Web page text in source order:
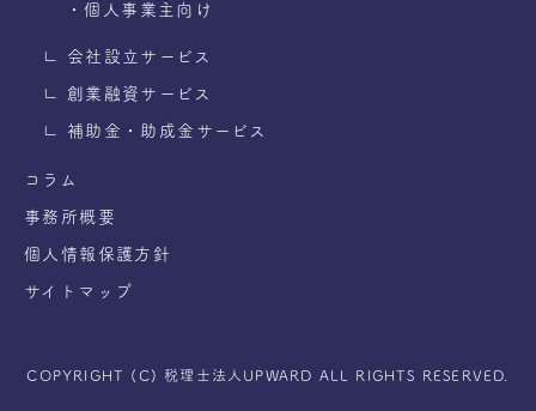
・個人事業主向け
∟ 会社設立サービス
∟ 創業融資サービス
∟ 補助金・助成金サービス
コラム
事務所概要
個人情報保護方針
サイトマップ
COPYRIGHT (C) 税理士法人UPWARD ALL RIGHTS RESERVED.